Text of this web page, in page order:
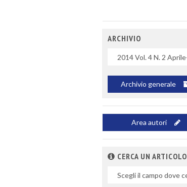
ARCHIVIO
Archivio generale
Area autori
CERCA UN ARTICOLO
campo